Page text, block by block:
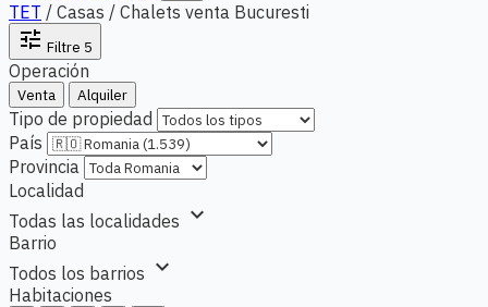
TET / Casas / Chalets venta Bucuresti
tune Filtre 5
Operación
Venta Alquiler
Tipo de propiedad
País
Provincia
Localidad
Todas las localidades expand_more
Barrio
Todos los barrios expand_more
Habitaciones